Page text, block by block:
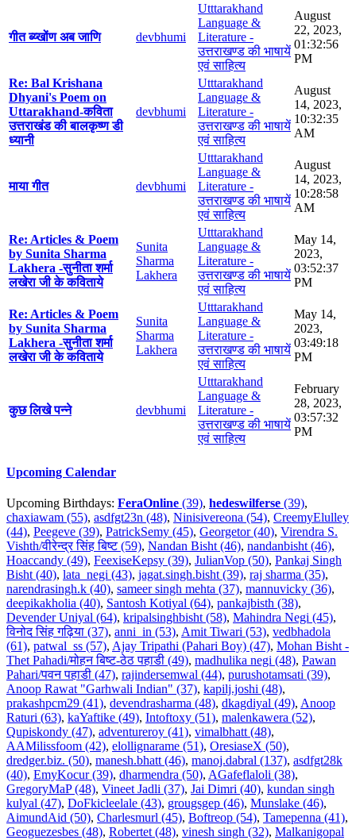
गीत ब्य्खोंण अब जाणि devbhumi
Utttarakhand
Language &
Literature -
उत्तराखण्ड की भाषायें
एवं साहित्य
August
22, 2023,
01:32:56
PM
Re: Bal Krishana
Dhyani's Poem on
Uttarakhand-कविता
उत्तराखंड की बालकृष्ण डी
ध्यानी
devbhumi
Utttarakhand
Language &
Literature -
उत्तराखण्ड की भाषायें
एवं साहित्य
August
14, 2023,
10:32:35
AM
माया गीत devbhumi
Utttarakhand
Language &
Literature -
उत्तराखण्ड की भाषायें
एवं साहित्य
August
14, 2023,
10:28:58
AM
Re: Articles & Poem
by Sunita Sharma
Lakhera -सुनीता शर्मा
लखेरा जी के कविताये
Sunita
Sharma
Lakhera
Utttarakhand
Language &
Literature -
उत्तराखण्ड की भाषायें
एवं साहित्य
May 14,
2023,
03:52:37
PM
Re: Articles & Poem
by Sunita Sharma
Lakhera -सुनीता शर्मा
लखेरा जी के कविताये
Sunita
Sharma
Lakhera
Utttarakhand
Language &
Literature -
उत्तराखण्ड की भाषायें
एवं साहित्य
May 14,
2023,
03:49:18
PM
कुछ लिखे पन्ने devbhumi
Utttarakhand
Language &
Literature -
उत्तराखण्ड की भाषायें
एवं साहित्य
February
28, 2023,
03:57:32
PM
Upcoming Calendar
Upcoming Birthdays: FeraOnline (39), hedeswilferse (39),
chaxiawam (55), asdfgt23n (48), Ninisivereona (54), CreemyElulley
(44), Peegeve (39), PatrickSemy (45), Georgetor (40), Virendra S.
Vishth/वीरेन्द्र सिंह बिष्ट (59), Nandan Bisht (46), nandanbisht (46),
Hoaccandy (49), FeexiseKepsy (39), JulianVop (50), Pankaj Singh
Bisht (40), lata_negi (43), jagat.singh.bisht (39), raj sharma (35),
narendrasingh.k (40), sameer singh mehta (37), mannuvicky (36),
deepikakholia (40), Santosh Kotiyal (64), pankajbisth (38),
Devender Uniyal (64), kripalsinghbisht (58), Mahindra Negi (45),
विनोद सिंह गढ़िया (37), anni_in (53), Amit Tiwari (53), vedbhadola
(61), patwal_ss (57), Ajay Tripathi (Pahari Boy) (47), Mohan Bisht -
Thet Pahadi/मोहन बिष्ट-ठेठ पहाडी (49), madhulika negi (48), Pawan
Pahari/पवन पहाडी (47), rajindersemwal (44), purushotamsati (39),
Anoop Rawat "Garhwali Indian" (37), kapilj.joshi (48),
prakashpcm29 (41), devendrasharma (48), dkagdiyal (49), Anoop
Raturi (63), kaYaftike (49), Intoftoxy (51), malenkawera (52),
Qupiskondy (47), adventureroy (41), vimalbhatt (48),
AAMilissfoom (42), elollignarame (51), OresiaseX (50),
dredger.biz. (50), manesh.bhatt (46), manoj.dabral (137), asdfgt28k
(40), EmyKocur (39), dharmendra (50), AGafeflaloli (38),
GregoryMaP (48), Vineet Jadli (37), Jai Dimri (40), kundan singh
kulyal (47), DoFkicleelale (43), grougsgep (46), Munslake (46),
AimundAid (50), Charlesmurl (45), Boftreop (54), Tamepenna (41),
Geoguezesbes (48), Robertet (48), vinesh singh (32), Malkanigopal